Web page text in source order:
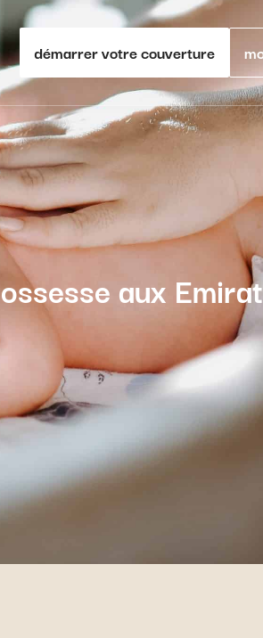
démarrer votre couverture
aux